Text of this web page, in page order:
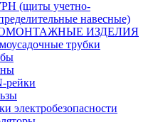
(щиты учетно-
навесные)
ИЗДЕЛИЯ
трубки
рейки
электробезопасности